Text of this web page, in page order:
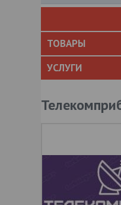
ТОВАРЫ
УСЛУГИ